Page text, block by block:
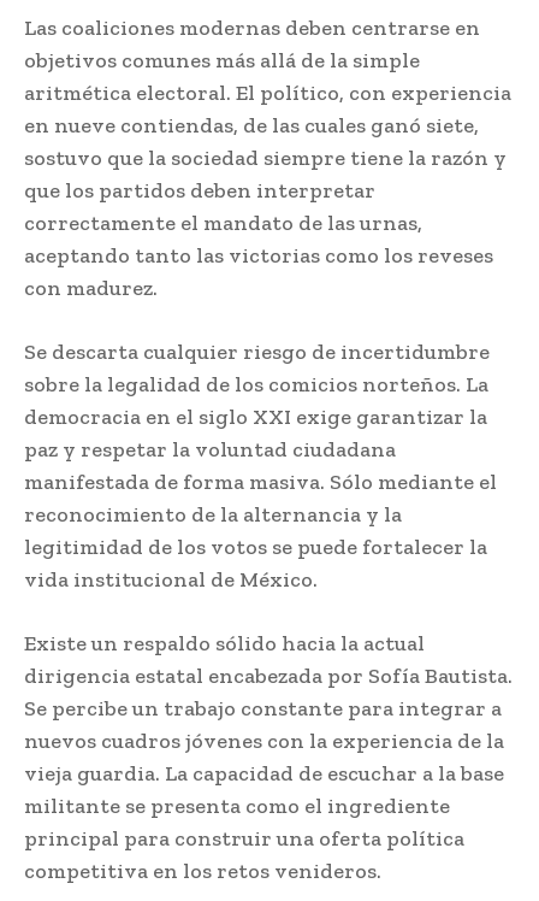
Las coaliciones modernas deben centrarse en
objetivos comunes más allá de la simple
aritmética electoral. El político, con experiencia
en nueve contiendas, de las cuales ganó siete,
sostuvo que la sociedad siempre tiene la razón y
que los partidos deben interpretar
correctamente el mandato de las urnas,
aceptando tanto las victorias como los reveses
con madurez.
Se descarta cualquier riesgo de incertidumbre
sobre la legalidad de los comicios norteños. La
democracia en el siglo XXI exige garantizar la
paz y respetar la voluntad ciudadana
manifestada de forma masiva. Sólo mediante el
reconocimiento de la alternancia y la
legitimidad de los votos se puede fortalecer la
vida institucional de México.
Existe un respaldo sólido hacia la actual
dirigencia estatal encabezada por Sofía Bautista.
Se percibe un trabajo constante para integrar a
nuevos cuadros jóvenes con la experiencia de la
vieja guardia. La capacidad de escuchar a la base
militante se presenta como el ingrediente
principal para construir una oferta política
competitiva en los retos venideros.